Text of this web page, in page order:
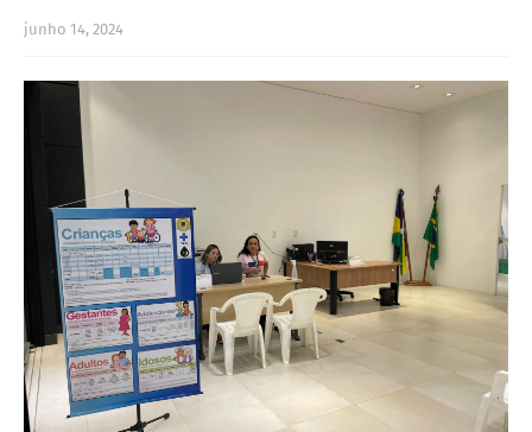
junho 14, 2024